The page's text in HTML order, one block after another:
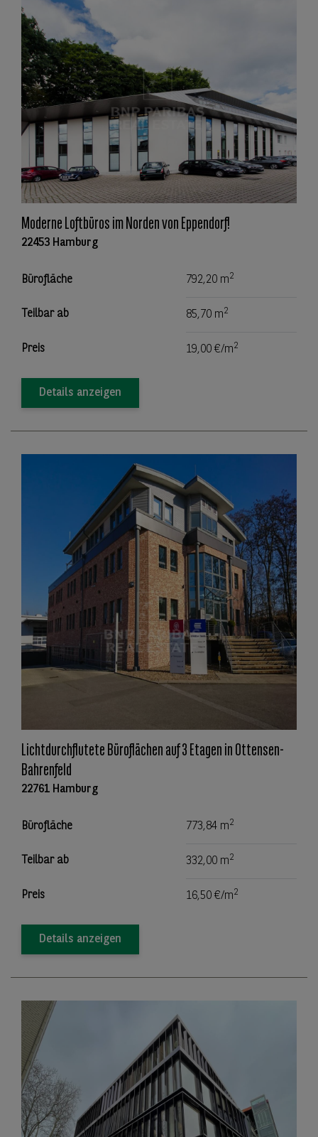
Moderne Loftbüros im Norden von Eppendorf!
22453 Hamburg
Bürofläche 792,20 m2
Teilbar ab 85,70 m2
Preis 19,00 €/m2
Details anzeigen
Lichtdurchflutete Büroflächen auf 3 Etagen in Ottensen-
Bahrenfeld
22761 Hamburg
Bürofläche 773,84 m2
Teilbar ab 332,00 m2
Preis 16,50 €/m2
Details anzeigen